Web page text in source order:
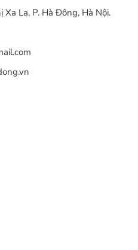
La, P. Hà Đông, Hà Nội.